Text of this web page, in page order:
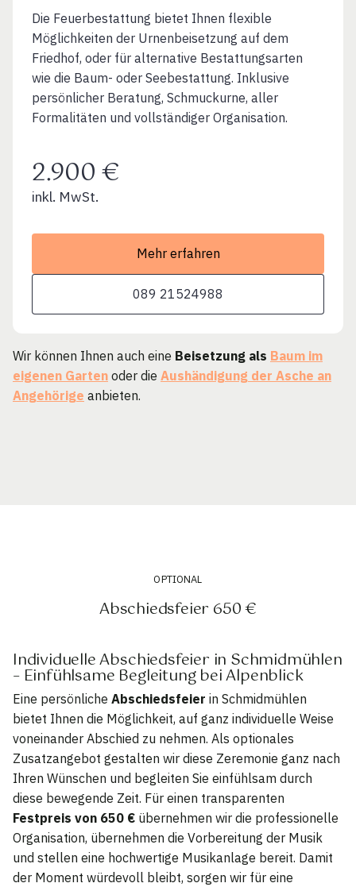
Die Feuerbestattung bietet Ihnen flexible
Möglichkeiten der Urnenbeisetzung auf dem
Friedhof, oder für alternative Bestattungsarten
wie die Baum- oder Seebestattung. Inklusive
persönlicher Beratung, Schmuckurne, aller
Formalitäten und vollständiger Organisation.
2.900 €
inkl. MwSt.
Mehr erfahren
089 21524988
Wir können Ihnen auch eine Beisetzung als Baum im
eigenen Garten oder die Aushändigung der Asche an
Angehörige anbieten.
OPTIONAL
Abschiedsfeier 650 €
Individuelle Abschiedsfeier in Schmidmühlen
– Einfühlsame Begleitung bei Alpenblick
Eine persönliche Abschiedsfeier in Schmidmühlen
bietet Ihnen die Möglichkeit, auf ganz individuelle Weise
voneinander Abschied zu nehmen. Als optionales
Zusatzangebot gestalten wir diese Zeremonie ganz nach
Ihren Wünschen und begleiten Sie einfühlsam durch
diese bewegende Zeit. Für einen transparenten
Festpreis von 650 € übernehmen wir die professionelle
Organisation, übernehmen die Vorbereitung der Musik
und stellen eine hochwertige Musikanlage bereit. Damit
der Moment würdevoll bleibt, sorgen wir für eine